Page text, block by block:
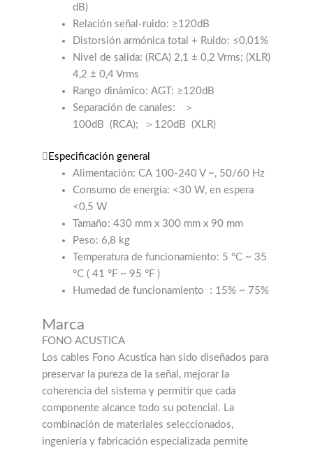
Relación señal-ruido: ≥120dB
Distorsión armónica total + Ruido: ≤0,01%
Nivel de salida: (RCA) 2,1 ± 0,2 Vrms; (XLR)
4,2 ± 0,4 Vrms
Rango dinámico: AGT: ≥120dB
Separación de canales:
100dB (RCA); ＞120dB (XLR)
Especificación general
Alimentación: CA 100-240 V ~, 50/60 Hz
Consumo de energía: <30 W, en espera
<0,5 W
Tamaño: 430 mm x 300 mm x 90 mm
Peso: 6,8 kg
Temperatura de funcionamiento: 5 °C ~ 35
°C ( 41 °F ~ 95 °F)
Humedad de funcionamiento
: 15% ~ 75%
Marca
FONO ACUSTICA
Los cables Fono Acustica han sido diseñados para
preservar la pureza de la señal, mejorar la
coherencia del sistema y permitir que cada
componente alcance todo su potencial. La
combinación de materiales seleccionados,
ingeniería y fabricación especializada permite